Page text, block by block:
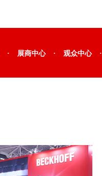
· 展商中心 · 观众中心 ·